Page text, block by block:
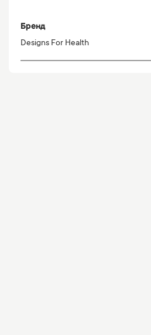
Бренд
Designs For Health